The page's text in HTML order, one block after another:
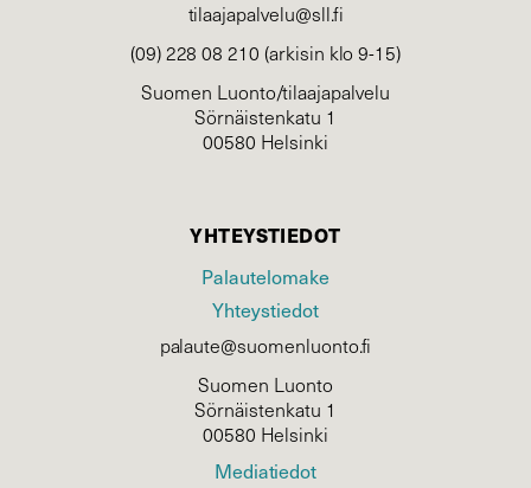
tilaajapalvelu@sll.fi
(09) 228 08 210 (arkisin klo 9-15)
Suomen Luonto/tilaajapalvelu
Sörnäistenkatu 1
00580 Helsinki
YHTEYSTIEDOT
Palautelomake
Yhteystiedot
palaute@suomenluonto.fi
Suomen Luonto
Sörnäistenkatu 1
00580 Helsinki
Mediatiedot